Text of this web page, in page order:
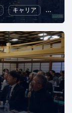
キャリア プログ